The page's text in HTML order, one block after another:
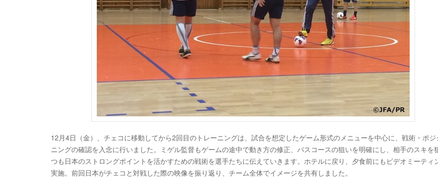
12月4日（金）、チェコに移動してから2回目のトレーニングは、試合を想定したゲーム形式のメニューを中心に、戦術・ポジ
ニングの確認を入念に行いました。ミゲル監督もゲームの途中で動き方の修正、パスコースの狙いを明確にし、相手のスキを
つも日本のストロングポイントを活かすための戦術を選手たちに伝えていきます。ホテルに戻り、夕食前にもビデオミーティ
実施。前回日本がチェコと対戦した際の映像を振り返り、チーム全体でイメージを共有しました。